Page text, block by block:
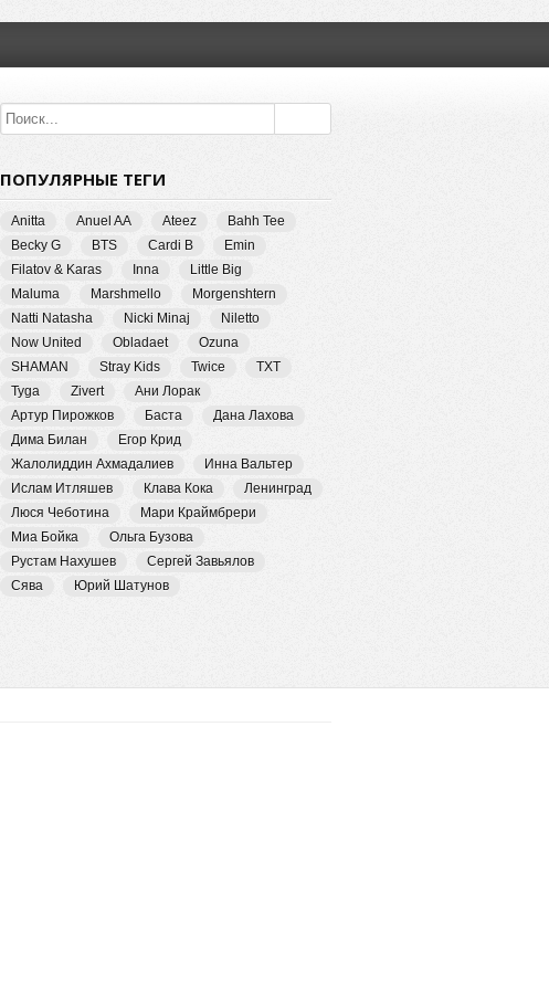
ПОПУЛЯРНЫЕ ТЕГИ
Anitta Anuel AA Ateez
Bahh Tee
Becky G
BTS Cardi B
Emin
Filatov & Karas
Inna
Little Big
Maluma
Marshmello
Morgenshtern
Natti Natasha
Nicki Minaj
Niletto
Now United
Obladaet
Ozuna
SHAMAN
Stray Kids Twice
TXT
Tyga
Zivert
Ани Лорак
Артур Пирожков
Баста
Дана Лахова
Дима Билан
Егор Крид
Жалолиддин Ахмадалиев
Инна Вальтер
Ислам Итляшев
Клава Кока
Ленинград
Люся Чеботина
Мари Краймбрери
Миа Бойка
Ольга Бузова
Рустам Нахушев
Сергей Завьялов
Сява
Юрий Шатунов